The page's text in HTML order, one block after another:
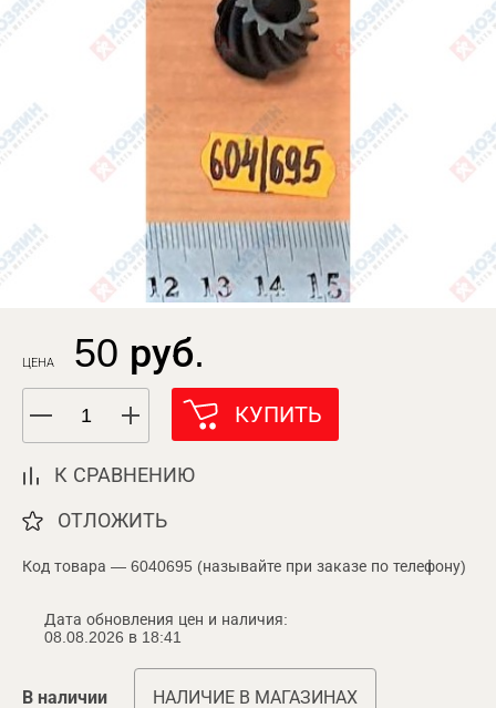
ЦЕНА 50 руб.
КУПИТЬ
К СРАВНЕНИЮ
ОТЛОЖИТЬ
Код товара — 6040695 (называйте при заказе по телефону)
Дата обновления цен и наличия:
08.08.2026 в 18:41
В наличии НАЛИЧИЕ В МАГАЗИНАХ